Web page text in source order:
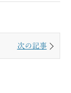
次の記事